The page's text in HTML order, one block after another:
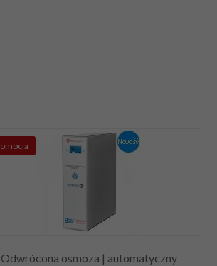
Odwrócona osmoza | automatyczny